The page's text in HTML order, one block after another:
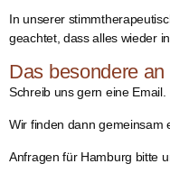
In unserer
geachtet, dass alles wieder
Das besondere
Schreib uns gern eine Email.
Wir finden dann gemeinsam
Anfragen für Hamburg bitte